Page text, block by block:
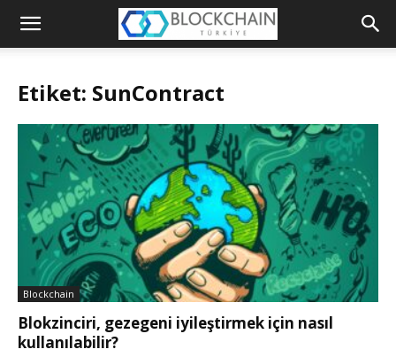
Blockchain
Etiket: SunContract
Blockchain
Blokzinciri, gezegeni iyileştirmek için nasıl
kullanılabilir?